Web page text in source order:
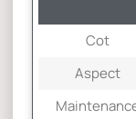
Cot
Aspect